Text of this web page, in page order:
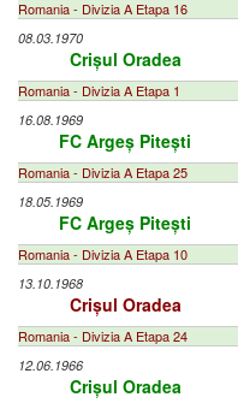
Romania - Divizia A Etapa 16
08.03.1970
Crișul Oradea
Romania - Divizia A Etapa 1
16.08.1969
FC Argeș Pitești
Romania - Divizia A Etapa 25
18.05.1969
FC Argeș Pitești
Romania - Divizia A Etapa 10
13.10.1968
Crișul Oradea
Romania - Divizia A Etapa 24
12.06.1966
Crișul Oradea